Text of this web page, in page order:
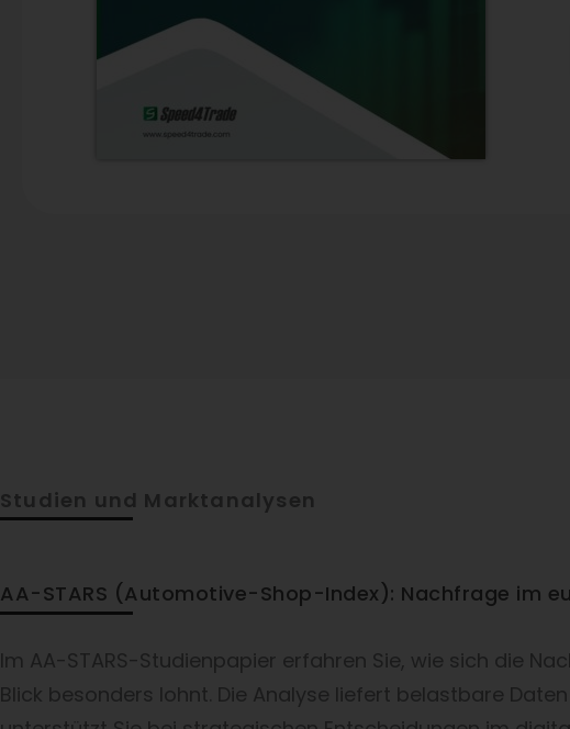
Studien und Marktanalysen
AA-STARS (Automotive-Shop-Index): Nachfrage im
Im AA-STARS-Studienpapier erfahren Sie, wie sich die
Blick besonders lohnt. Die Analyse liefert belastbare